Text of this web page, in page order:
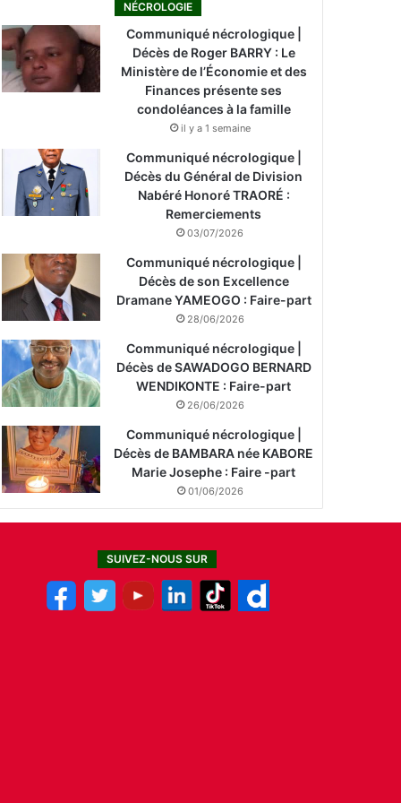
NÉCROLOGIE
Communiqué nécrologique |
Décès de Roger BARRY : Le
Ministère de l’Économie et des
Finances présente ses
condoléances à la famille
il y a 1 semaine
Communiqué nécrologique |
Décès du Général de Division
Nabéré Honoré TRAORÉ :
Remerciements
03/07/2026
Communiqué nécrologique |
Décès de son Excellence
Dramane YAMEOGO : Faire-part
28/06/2026
Communiqué nécrologique |
Décès de SAWADOGO BERNARD
WENDIKONTE : Faire-part
26/06/2026
Communiqué nécrologique |
Décès de BAMBARA née KABORE
Marie Josephe : Faire -part
01/06/2026
SUIVEZ-NOUS SUR